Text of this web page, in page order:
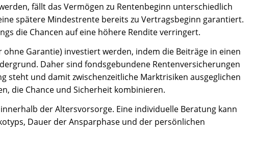
fällt das Vermögen zu Rentenbeginn unterschiedlich
spätere Mindestrente bereits zu Vertragsbeginn garantiert.
die Chancen auf eine höhere Rendite verringert.
Garantie) investiert werden, indem die Beiträge in einen
Daher sind fondsgebundene Rentenversicherungen
steht und damit zwischenzeitliche Marktrisiken ausgeglichen
die Chance und Sicherheit kombinieren.
der Altersvorsorge. Eine individuelle Beratung kann
Dauer der Ansparphase und der persönlichen